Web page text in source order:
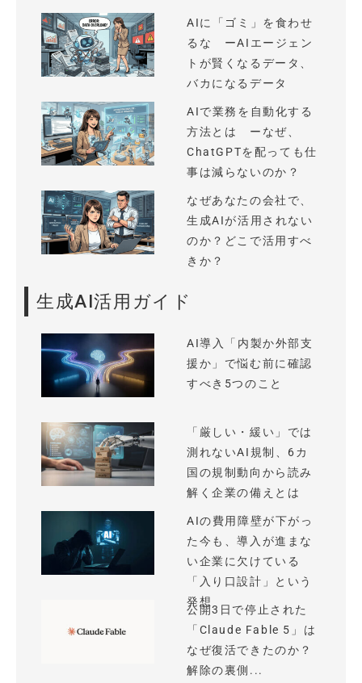
AIに「ゴミ」を食わせ
るな ーAIエージェン
トが賢くなるデータ、
バカになるデータ
AIで業務を自動化する
方法とは ーなぜ、
ChatGPTを配っても仕
事は減らないのか？
なぜあなたの会社で、
生成AIが活用されない
のか？どこで活用すべ
きか？
生成AI活用ガイド
AI導入「内製か外部支
援か」で悩む前に確認
すべき5つのこと
「厳しい・緩い」では
測れないAI規制、6カ
国の規制動向から読み
解く企業の備えとは
AIの費用障壁が下がっ
た今も、導入が進まな
い企業に欠けている
「入り口設計」という
発想
公開3日で停止された
「Claude Fable 5」は
なぜ復活できたのか？
解除の裏側...